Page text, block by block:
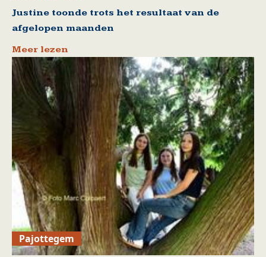
Justine toonde trots het resultaat van de
afgelopen maanden
Meer lezen
Pajottegem